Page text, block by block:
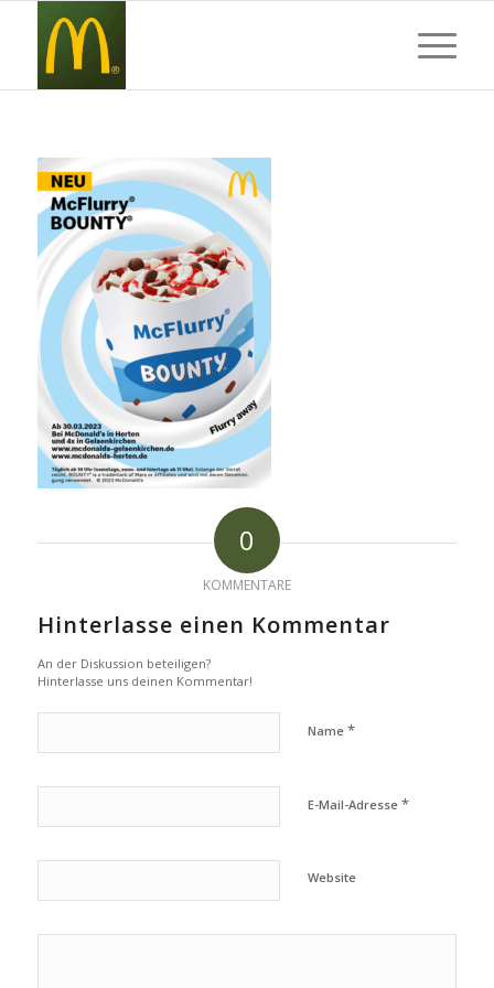
0
KOMMENTARE
Hinterlasse einen Kommentar
An der Diskussion beteiligen?
Hinterlasse uns deinen Kommentar!
Name *
E-Mail-Adresse *
Website